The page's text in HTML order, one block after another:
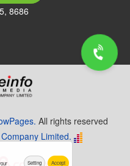
8686
All rights reserved
Limited.
Setting Accept